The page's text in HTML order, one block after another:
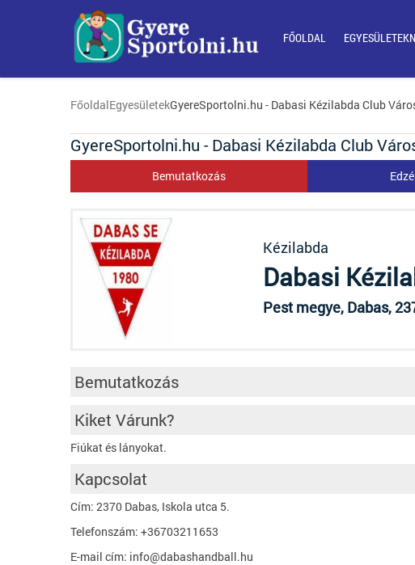
FŐOLDAL
FőoldalEgyesületekGyereSportolni.hu - Dabasi Kézilabda Club
GyereSportolni.hu - Dabasi Kézilabda Club
Bemutatkozás
Kézilabda
Dabasi
Pest megye, Dabas,
Bemutatkozás
Kiket Várunk?
Fiúkat és lányokat.
Kapcsolat
Cím: 2370 Dabas, Iskola utca 5.
Telefonszám: +36703211653
E-mail cím: info@dabashandball.hu